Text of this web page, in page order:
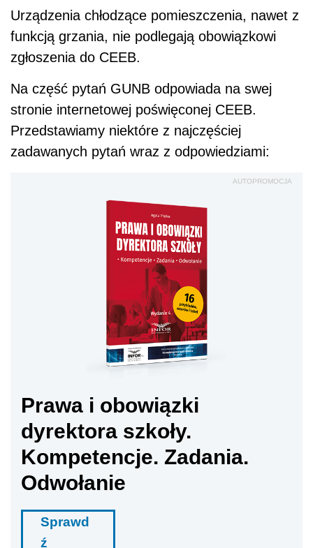
Urządzenia chłodzące pomieszczenia, nawet z
funkcją grzania, nie podlegają obowiązkowi
zgłoszenia do CEEB.
Na część pytań GUNB odpowiada na swej
stronie internetowej poświęconej CEEB.
Przedstawiamy niektóre z najczęściej
zadawanych pytań wraz z odpowiedziami:
AUTOPROMOCJA
Prawa i obowiązki
dyrektora szkoły.
Kompetencje. Zadania.
Odwołanie
Sprawd
ź